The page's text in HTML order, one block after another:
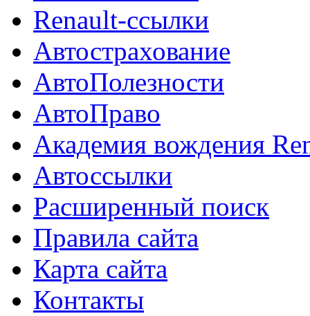
Renault-ссылки
Автострахование
АвтоПолезности
АвтоПраво
Академия вождения
Автоссылки
Расширенный поиск
Правила сайта
Карта сайта
Контакты